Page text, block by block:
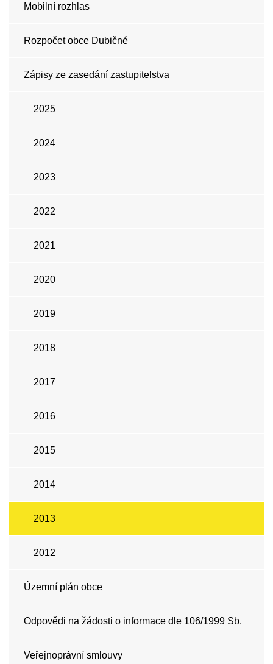
Mobilní rozhlas
Rozpočet obce Dubičné
Zápisy ze zasedání zastupitelstva
2025
2024
2023
2022
2021
2020
2019
2018
2017
2016
2015
2014
2013
2012
Územní plán obce
Odpovědi na žádosti o informace dle 106/1999 Sb.
Veřejnoprávní smlouvy